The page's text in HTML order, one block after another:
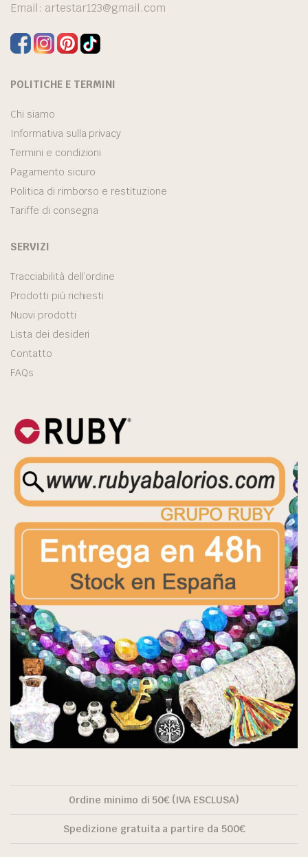
Email: artestar123@gmail.com
POLITICHE E TERMINI
Chi siamo
Informativa sulla privacy
Termini e condizioni
Pagamento sicuro
Politica di rimborso e restituzione
Tariffe di consegna
SERVIZI
Tracciabilità dell’ordine
Prodotti più richiesti
Nuovi prodotti
Lista dei desideri
Contatto
FAQs
Ordine minimo di 50€ (IVA ESCLUSA)
Spedizione gratuita a partire da 500€